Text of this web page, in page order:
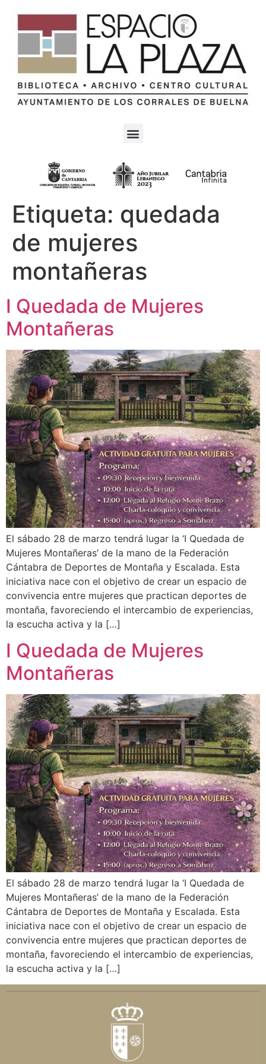
Etiqueta: quedada
de mujeres
montañeras
I Quedada de Mujeres
Montañeras
El sábado 28 de marzo tendrá lugar la ‘I Quedada de
Mujeres Montañeras’ de la mano de la Federación
Cántabra de Deportes de Montaña y Escalada. Esta
iniciativa nace con el objetivo de crear un espacio de
convivencia entre mujeres que practican deportes de
montaña, favoreciendo el intercambio de experiencias,
la escucha activa y la […]
I Quedada de Mujeres
Montañeras
El sábado 28 de marzo tendrá lugar la ‘I Quedada de
Mujeres Montañeras’ de la mano de la Federación
Cántabra de Deportes de Montaña y Escalada. Esta
iniciativa nace con el objetivo de crear un espacio de
convivencia entre mujeres que practican deportes de
montaña, favoreciendo el intercambio de experiencias,
la escucha activa y la […]